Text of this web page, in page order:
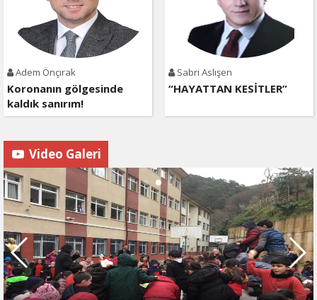
Adem Önçırak
Koronanın gölgesinde
kaldık sanırım!
Sabri Aslışen
“HAYATTAN KESİTLER”
Video Galeri